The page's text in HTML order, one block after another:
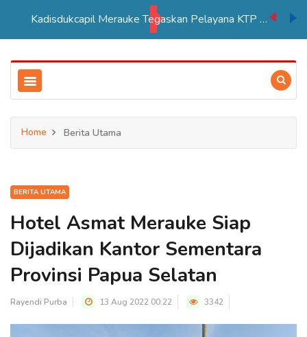
Kadisdukcapil Merauke Tegaskan Pelayana KTP Sesuai SOP
Home Berita Utama
BERITA UTAMA
Hotel Asmat Merauke Siap
Dijadikan Kantor Sementara
Provinsi Papua Selatan
Rayendi Purba 13 Aug 2022 00:22 3342